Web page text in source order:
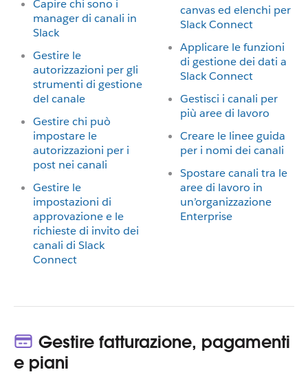
Capire chi sono i
manager di canali in
Slack
Gestire le
autorizzazioni per gli
strumenti di gestione
del canale
Gestire chi può
impostare le
autorizzazioni per i
post nei canali
Gestire le
impostazioni di
approvazione e le
richieste di invito dei
canali di Slack
Connect
canvas ed elenchi per
Slack Connect
Applicare le funzioni
di gestione dei dati a
Slack Connect
Gestisci i canali per
più aree di lavoro
Creare le linee guida
per i nomi dei canali
Spostare canali tra le
aree di lavoro in
un’organizzazione
Enterprise
Gestire fatturazione, pagamenti
e piani